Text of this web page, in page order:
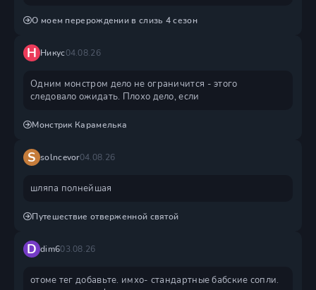
О моем перерождении в слизь 4 сезон
Н Никус04.08.26
Одним монстром дело не ограничится - этого
следовало ожидать. Плохо дело, если
Монстрик Карамелька
S solncevor04.08.26
шляпа полнейшая
Путешествие отверженной святой
D dim603.08.26
отоме тег добавьте. имхо- стандартные бабские сопли.